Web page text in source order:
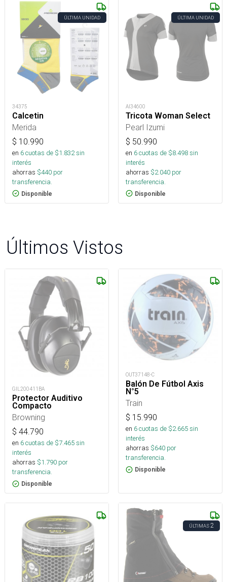
ÚLTIMA UNIDAD
34375
Calcetin
Merida
$ 10.990
en 6cuotas de $1.832sin
interés
ahorras $440 por
transferencia.
Disponible
ÚLTIMA UNIDAD
AI34600
Tricota Woman Select
Pearl Izumi
$ 50.990
en 6cuotas de $8.498sin
interés
ahorras $2.040 por
transferencia.
Disponible
Últimos Vistos
GIL200411BA
Protector Auditivo
Compacto
Browning
$ 44.790
en 6cuotas de $7.465sin
interés
ahorras $1.790 por
transferencia.
Disponible
OUT37148-C
Balón De Fútbol Axis
N°5
Train
$ 15.990
en 6cuotas de $2.665sin
interés
ahorras $640 por
transferencia.
Disponible
ÚLTIMAS2